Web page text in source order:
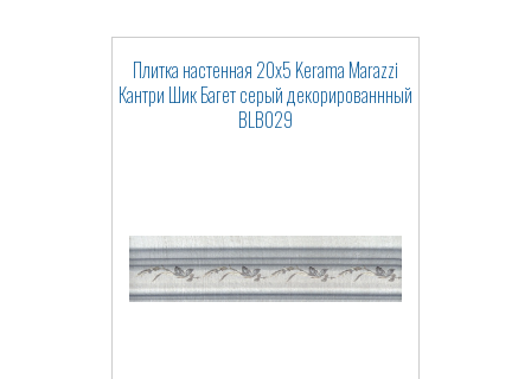
Плитка настенная 20x5 Kerama Marazzi
Кантри Шик Багет серый декорированнный
BLB029